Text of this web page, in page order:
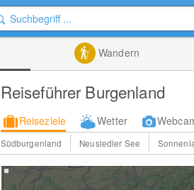
Wandern
Reiseführer Burgenland
Reiseziele Wetter
Südburgenland Neusiedler See